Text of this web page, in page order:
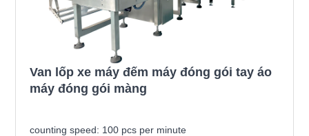
Van lốp xe máy đếm máy đóng gói tay áo
máy đóng gói màng
counting speed: 100 pcs per minute